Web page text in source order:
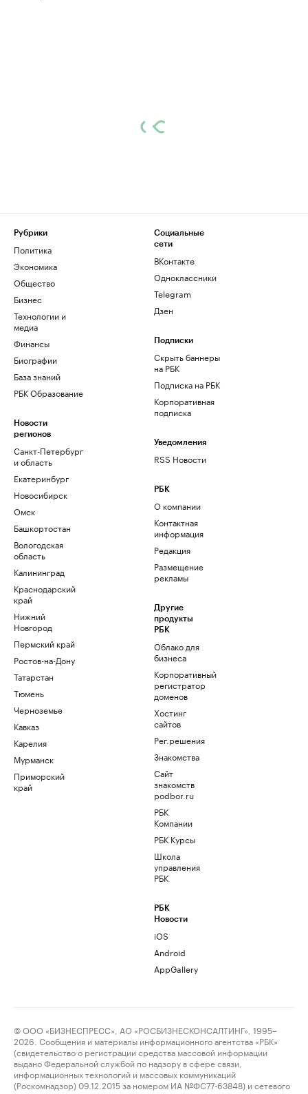
Рубрики
Политика
Экономика
Общество
Бизнес
Технологии и
медиа
Финансы
Биографии
База знаний
РБК Образование
Новости
регионов
Санкт-Петербург
и область
Екатеринбург
Новосибирск
Омск
Башкортостан
Вологодская
область
Калининград
Краснодарский
край
Нижний
Новгород
Пермский край
Ростов-на-Дону
Татарстан
Тюмень
Черноземье
Кавказ
Карелия
Мурманск
Приморский
край
Социальные
сети
ВКонтакте
Одноклассники
Telegram
Дзен
Подписки
Скрыть баннеры
на РБК
Подписка на РБК
Корпоративная
подписка
Уведомления
RSS Новости
РБК
О компании
Контактная
информация
Редакция
Размещение
рекламы
Другие
продукты
РБК
Облако для
бизнеса
Корпоративный
регистратор
доменов
Хостинг
сайтов
Рег.решения
Знакомства
Сайт
знакомств
podbor.ru
РБК
Компании
РБК Курсы
Школа
управления
РБК
РБК
Новости
iOS
Android
AppGallery
© ООО «БИЗНЕСПРЕСС», АО «РОСБИЗНЕСКОНСАЛТИНГ», 1995–
2026. Сообщения и материалы информационного агентства «РБК»
(свидетельство о регистрации средства массовой информации
выдано Федеральной службой по надзору в сфере связи,
информационных технологий и массовых коммуникаций
(Роскомнадзор) 09.12.2015 за номером ИА №ФС77-63848) и сетевого